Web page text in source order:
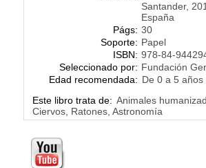
Santander,
España
Págs: 30
Soporte: Papel
ISBN: 978-84-
Seleccionado por: Fundación
Edad recomendada: De 0 a 5 años
Este libro trata de: Animales
Ciervos, Ratones, Astronomía